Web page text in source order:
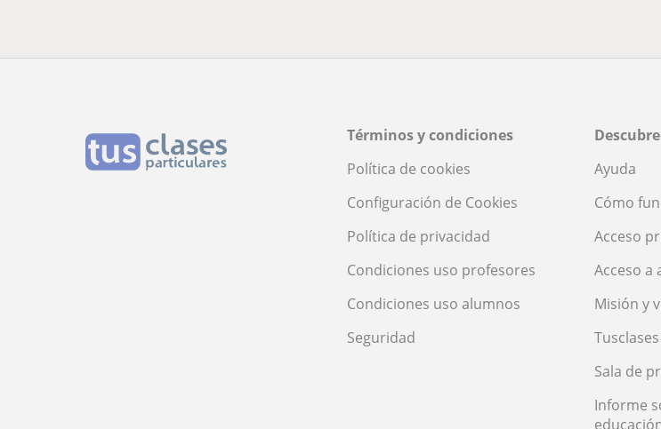
Términos y condiciones
Política de cookies
Configuración de Cookies
Política de privacidad
Condiciones uso profesores
Condiciones uso alumnos
Seguridad
Ayuda
Cómo
Acceso
Acceso a
Misión y
Sala de
Informe